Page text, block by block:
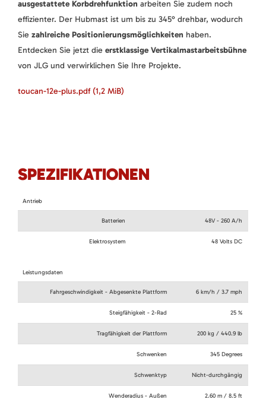
ausgestattete Korbdrehfunktion arbeiten Sie zudem noch
effizienter. Der Hubmast ist um bis zu 345° drehbar, wodurch
Sie zahlreiche Positionierungsmöglichkeiten haben.
Entdecken Sie jetzt die erstklassige Vertikalmastarbeitsbühne
von JLG und verwirklichen Sie Ihre Projekte.
toucan-12e-plus.pdf (1,2 MiB)
SPEZIFIKATIONEN
Antrieb
Batterien 48V - 260 A/h
Elektrosystem 48 Volts DC
Leistungsdaten
Fahrgeschwindigkeit - Abgesenkte Plattform 6 km/h / 3.7 mph
Steigfähigkeit - 2-Rad 25 %
Tragfähigkeit der Plattform 200 kg / 440.9 lb
Schwenken 345 Degrees
Schwenktyp Nicht-durchgängig
Wenderadius - Außen 2.60 m / 8.5 ft